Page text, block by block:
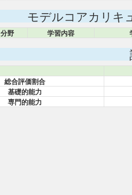
モデルコアカリキ
分野 学習内容
総合評価割合
基礎的能力
専門的能力